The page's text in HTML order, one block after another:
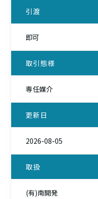
引渡
即可
取引態様
専任媒介
更新日
2026-08-05
取扱
(有)南開発